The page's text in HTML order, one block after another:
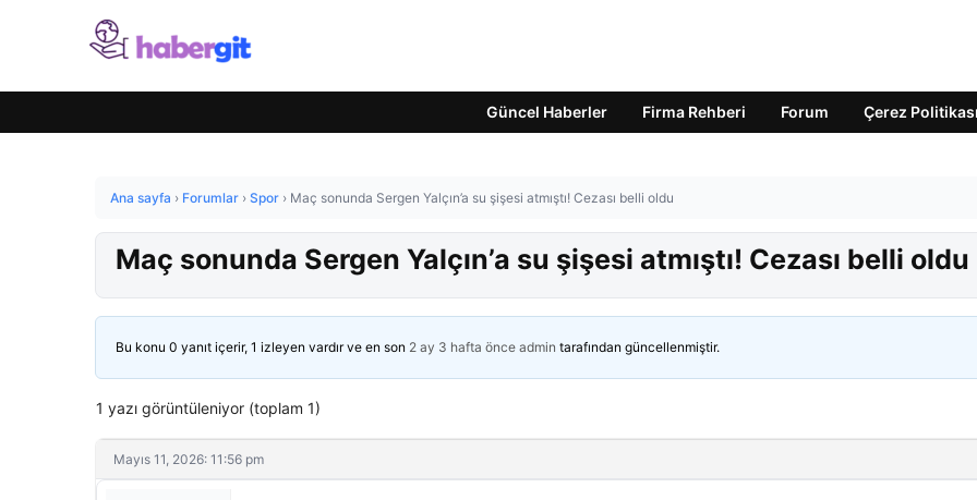
Güncel Haberler Firma Rehberi Forum Çerez Politikası
Ana sayfa › Forumlar › Spor › Maç sonunda Sergen Yalçın’a su şişesi atmıştı! Cezası belli oldu
Maç sonunda Sergen Yalçın’a su şişesi atmıştı! Cezası belli oldu
Bu konu 0 yanıt içerir, 1 izleyen vardır ve en son 2 ay 3 hafta önce admin tarafından güncellenmiştir.
1 yazı görüntüleniyor (toplam 1)
Mayıs 11, 2026: 11:56 pm